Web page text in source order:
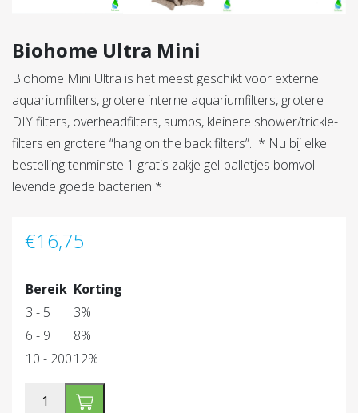
Biohome Ultra Mini
Biohome Mini Ultra is het meest geschikt voor externe
aquariumfilters, grotere interne aquariumfilters, grotere
DIY filters, overheadfilters, sumps, kleinere shower/trickle-
filters en grotere “hang on the back filters”. * Nu bij elke
bestelling tenminste 1 gratis zakje gel-balletjes bomvol
levende goede bacteriën *
€16,75
Bereik Korting
3 - 5
3%
6 - 9
8%
10 - 20012%
Biohome